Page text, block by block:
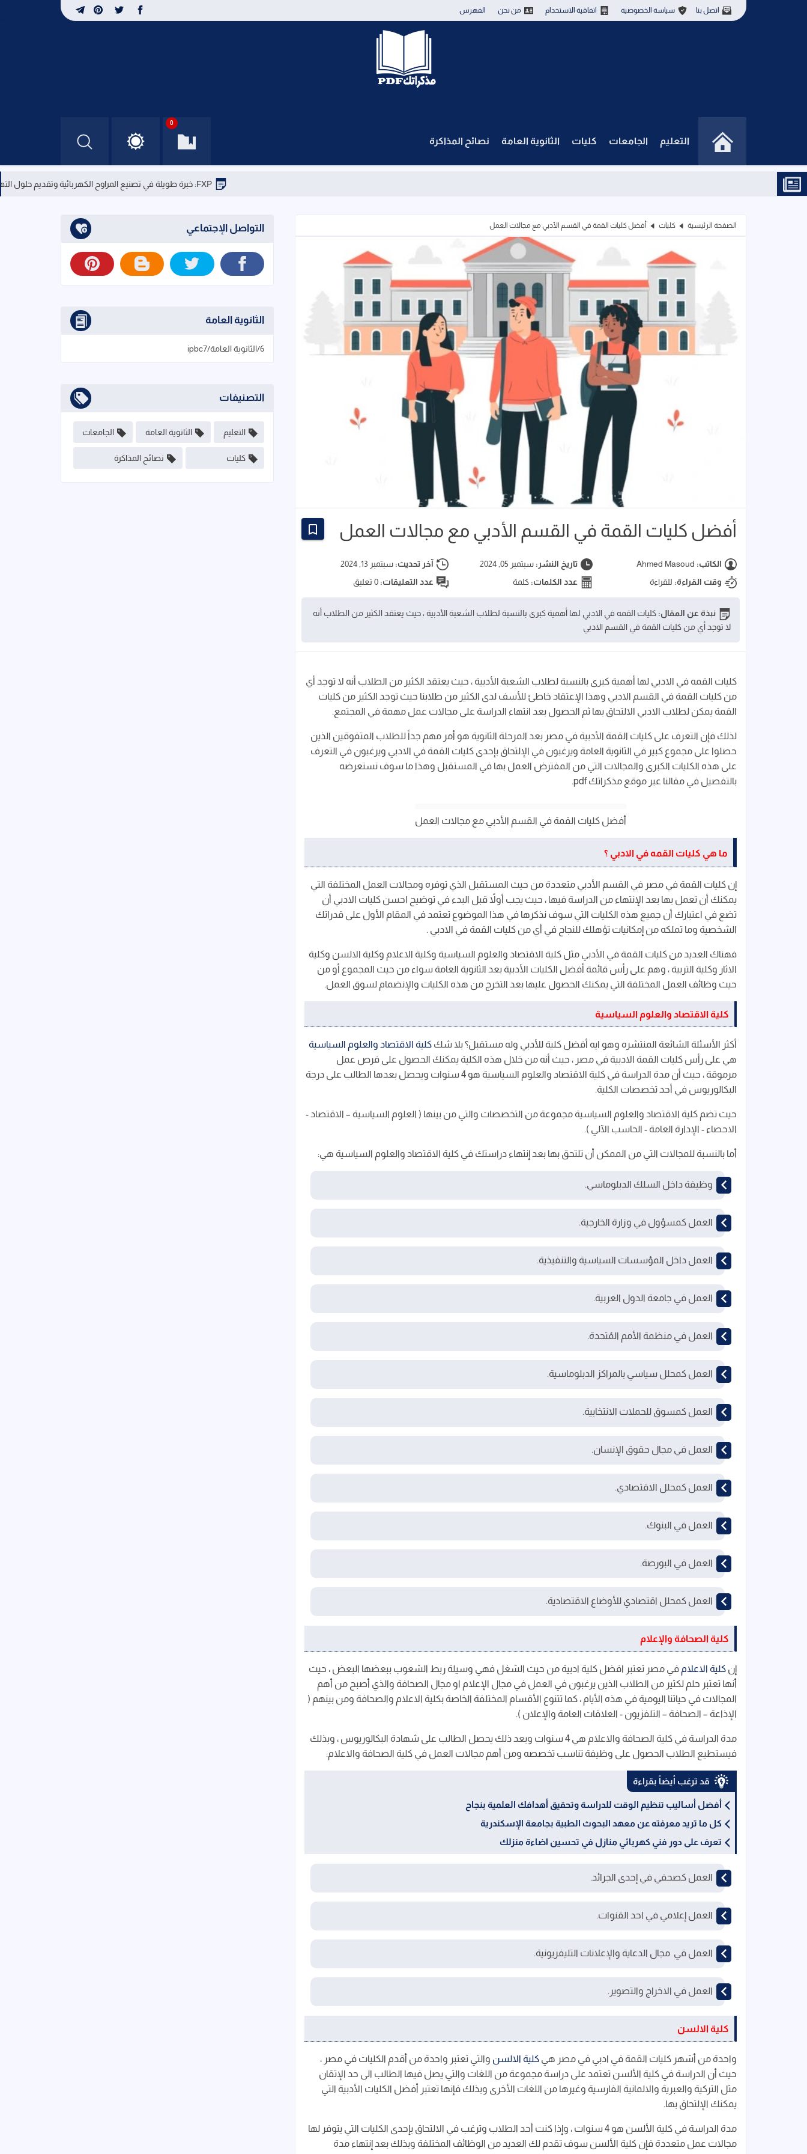
اتصل بنا سياسة الخصوصية اتفاقية الاستخدام من نحن الفهرس
التعليم الجامعات كليات الثانوية العامة نصائح المذاكرة
0
الصفحة الرئيسية كليات أفضل كليات القمة في القسم الأدبي مع مجالات العمل
أفضل كليات القمة في القسم الأدبي مع مجالات العمل
الكاتب: Ahmed Masoud تاريخ النشر: سبتمبر 05, 2024 آخر تحديث:سبتمبر 13, 2024
وقت القراءة: للقراءة عدد الكلمات: كلمة عدد التعليقات:0 تعليق
نبذة عن المقال: كليات القمه في الادبي لها أهمية كبرى بالنسبة لطلاب الشعبة الأدبية ، حيث يعتقد الكثير من الطلاب أنه
لا توجد أي من كليات القمة في القسم الادبي
كليات القمه في الادبي لها أهمية كبرى بالنسبة لطلاب الشعبة الأدبية ، حيث يعتقد الكثير من الطلاب أنه لا توجد أي
من كليات القمة في القسم الادبي وهذا الإعتقاد خاطئ للأسف لدى الكثير من طلابنا حيث توجد الكثير من كليات
القمة يمكن لطلاب الادبي الالتحاق بها ثم الحصول بعد انتهاء الدراسة على مجالات عمل مهمة في المجتمع.
لذلك فإن التعرف على كليات القمة الأدبية في مصر بعد المرحلة الثانوية هو أمر مهم جداً للطلاب المتفوقين الذين
حصلوا على مجموع كبير في الثانوية العامة ويرغبون في الإلتحاق بإحدى كليات القمة في الادبي ويرغبون في التعرف
على هذه الكليات الكبرى والمجالات التي من المفترض العمل بها في المستقبل وهذا ما سوف نستعرضه
بالتفصيل في مقالنا عبر موقع مذكراتك pdf.
أفضل كليات القمة في القسم الأدبي مع مجالات العمل
ما هي كليات القمه في الادبي ؟
إن كليات القمة في مصر في القسم الأدبي متعددة من حيث المستقبل الذي توفره ومجالات العمل المختلفة التي
يمكنك أن تعمل بها بعد الإنتهاء من الدراسة فيها ، حيث يجب أولاً قبل البدء في توضيح احسن كليات الادبي أن
تضع في اعتبارك أن جميع هذه الكليات التي سوف نذكرها في هذا الموضوع تعتمد في المقام الأول على قدراتك
الشخصية وما تملكه من إمكانيات تؤهلك للنجاح في أي من كليات القمة في الادبي .
فهناك العديد من كليات القمة في الأدبي مثل كلية الاقتصاد والعلوم السياسية وكلية الاعلام وكلية الالسن وكلية
الاثار وكلية التربية ، وهم على رأس قائمة أفضل الكليات الأدبية بعد الثانوية العامة سواء من حيث المجموع أو من
حيث وظائف العمل المختلفة التي يمكنك الحصول عليها بعد التخرج من هذه الكليات والإنضمام لسوق العمل.
كلية الاقتصاد والعلوم السياسية
أكثر الأسئلة الشائعة المنتشره وهو ايه أفضل كلية للأدبي وله مستقبل؟ بلا شك كلية الاقتصاد والعلوم السياسية
هي على رأس كليات القمة الادبية في مصر ، حيث أنه من خلال هذه الكلية يمكنك الحصول على فرص عمل
مرموقة ، حيث أن مدة الدراسة في كلية الاقتصاد والعلوم السياسية هو 4 سنوات ويحصل بعدها الطالب على درجة
البكالوريوس في أحد تخصصات الكلية.
حيث تضم كلية الاقتصاد والعلوم السياسية مجموعة من التخصصات والتي من بينها ( العلوم السياسية – الاقتصاد -
الاحصاء - الإدارة العامة - الحاسب الآلي ).
أما بالنسبة للمجالات التي من الممكن أن تلتحق بها بعد إنتهاء دراستك في كلية الاقتصاد والعلوم السياسية هي:
وظيفة داخل السلك الدبلوماسي.
العمل كمسؤول في وزارة الخارجية.
العمل داخل المؤسسات السياسية والتنفيذية.
العمل في جامعة الدول العربية.
العمل في منظمة الأمم المُتحدة.
العمل كمحلل سياسي بالمراكز الدبلوماسية.
العمل كمسوق للحملات الانتخابية.
العمل في مجال حقوق الإنسان.
العمل كمحلل الاقتصادي.
العمل في البنوك.
العمل في البورصة.
العمل كمحلل اقتصادي للأوضاع الاقتصادية.
كلية الصحافة والإعلام
إن كلية الاعلام في مصر تعتبر افضل كلية ادبية من حيث الشغل فهي وسيلة ربط الشعوب ببعضها البعض ، حيث
أنها تعتبر حلم لكثير من الطلاب الذين يرغبون في العمل في مجال الإعلام او مجال الصحافة والذي أصبح من أهم
المجالات في حياتنا اليومية في هذه الأيام ، كما تتنوع الأقسام المختلفة الخاصة بكلية الاعلام والصحافة ومن بينهم (
الإذاعة – الصحافة – التلفزيون - العلاقات العامة والإعلان ).
مدة الدراسة في كلية الصحافة والاعلام هي 4 سنوات وبعد ذلك يحصل الطالب على شهادة البكالوريوس ، وبذلك
فيستطيع الطلاب الحصول على وظيفة تناسب تخصصه ومن أهم مجالات العمل في كلية الصحافة والاعلام:
قد ترغب أيضاً بقراءة
أفضل أساليب تنظيم الوقت للدراسة وتحقيق أهدافك العلمية بنجاح
كل ما تريد معرفته عن معهد البحوث الطبية بجامعة الإسكندرية
تعرف على دور فني كهربائي منازل في تحسين اضاءة منزلك
العمل كصحفي في إحدى الجرائد.
العمل إعلامي في احد القنوات.
العمل في مجال الدعاية والإعلانات التليفزيونية.
العمل في الاخراج والتصوير.
كلية الالسن
واحدة من أشهر كليات القمة في ادبي في مصر هي كلية الالسن والتي تعتبر واحدة من أقدم الكليات في مصر ،
حيث أن الدراسة في كلية الألسن تعتمد على دراسة مجموعة من اللغات والتي يصل فيها الطالب الى حد الإتقان
مثل التركية والعبرية والالمانية الفارسية وغيرها من اللغات الأخرى وبذلك فإنها تعتبر أفضل الكليات الأدبية التي
يمكنك الإلتحاق بها.
مدة الدراسة في كلية الألسن هو 4 سنوات ، وإذا كنت أحد الطلاب وترغب في الالتحاق بإحدى الكليات التي يتوفر لها
مجالات عمل متعددة فإن كلية الألسن سوف تقدم لك العديد من الوظائف المختلفة وبذلك بعد إنتهاء مدة
التواصل الإجتماعي
الثانوية العامة
6/الثانوية العامة/ipbc7
التصنيفات
التعليم الثانوية العامة الجامعات
كليات نصائح المذاكرة